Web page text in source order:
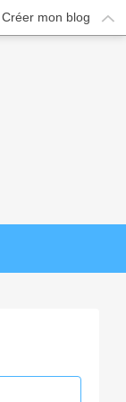
Créer mon blog